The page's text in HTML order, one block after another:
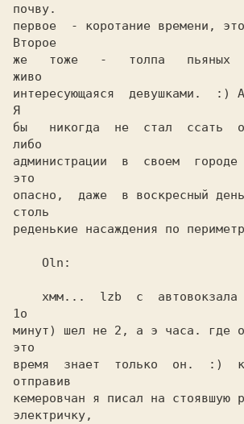
почву.
первое  - коротание времени,
Второе
же   тоже   -   толпа   пьяных
живо
интересующаяся  девушками.  :)
Я
бы   никогда  не  стал  ссать
либо
администрации  в  своем
это
опасно,  даже  в воскресный
реденькие насаждения по
1о
минут) шел не 2, а э часа. где
это
время  знает  только  он.  :)
отправив
кемеровчан я писал на стоявшую
электричку,